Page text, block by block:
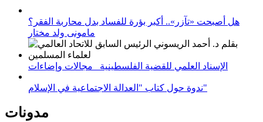
هل أصبحت «تآزر».. أكبر بؤرة للفساد بدل محاربة الفقر؟
مامونى ولد مختار
الإسناد العلمي للقضية الفلسطينية_ مجالات وإضاءات
ندوة حول كتاب "العدالة الاجتماعية في الإسلام"
مدونات